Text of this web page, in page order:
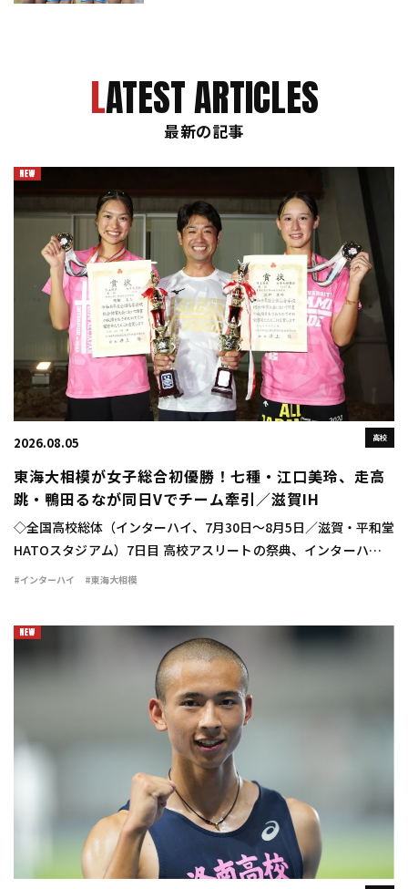
LATEST ARTICLES
最新の記事
高校
2026.08.05
東海大相模が女子総合初優勝！七種・江口美玲、走高
跳・鴨田るなが同日Vでチーム牽引／滋賀IH
◇全国高校総体（インターハイ、7月30日～8月5日／滋賀・平和堂
HATOスタジアム）7日目 高校アスリートの祭典、インターハイが
行われ、学校対抗の女子は東海大相模（神奈川）が33点を獲得し
#インターハイ #東海大相模